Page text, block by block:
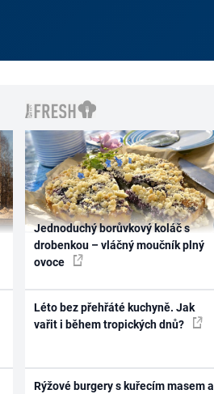
Jednoduchý borůvkový koláč s
drobenkou – vláčný moučník plný
ovoce
Léto bez přehřáté kuchyně. Jak
vařit i během tropických dnů?
Rýžové burgery s kuřecím masem a